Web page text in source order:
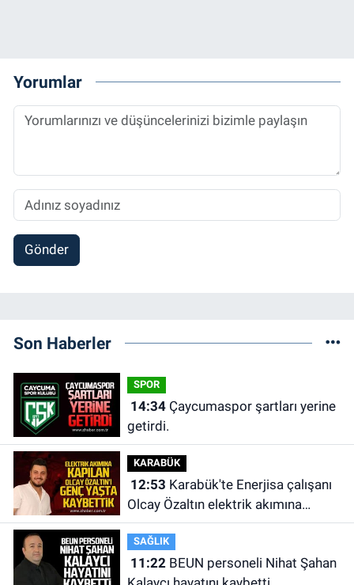
Yorumlar
Gönder
Son Haberler
SPOR
14:34Çaycumaspor şartları yerine
getirdi.
KARABÜK
12:53
Olcay Özaltın elektrik akımına
kapılarak hayatını kaybetti.
SAĞLIK
11:22BEUN personeli Nihat Şahan